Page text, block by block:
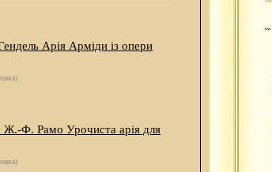
Арія Арміди із опери
Ж.-Ф. Рамо Урочиста арія для